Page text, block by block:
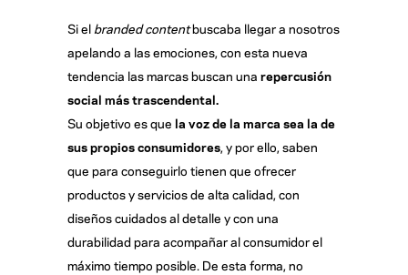
Si el branded contentbuscaba llegar a nosotros
apelando a las emociones, con esta nueva
tendencia las marcas buscan una repercusión
social más trascendental.
Su objetivo es que la voz de la marca sea la de
sus propios consumidores, y por ello, saben
que para conseguirlo tienen que ofrecer
productos y servicios de alta calidad, con
diseños cuidados al detalle y con una
durabilidad para acompañar al consumidor el
máximo tiempo posible. De esta forma, no